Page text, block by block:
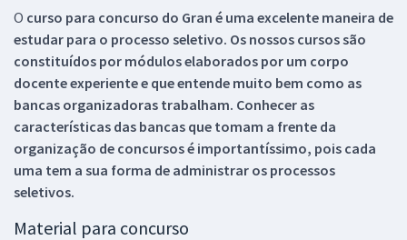
O curso para concurso do Gran é uma excelente maneira de
estudar para o processo seletivo. Os nossos cursos são
constituídos por módulos elaborados por um corpo
docente experiente e que entende muito bem como as
bancas organizadoras trabalham. Conhecer as
características das bancas que tomam a frente da
organização de concursos é importantíssimo, pois cada
uma tem a sua forma de administrar os processos
seletivos.
Material para concurso